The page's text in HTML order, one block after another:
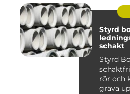
Styrd
schakt
Styrd
rör och
gräva